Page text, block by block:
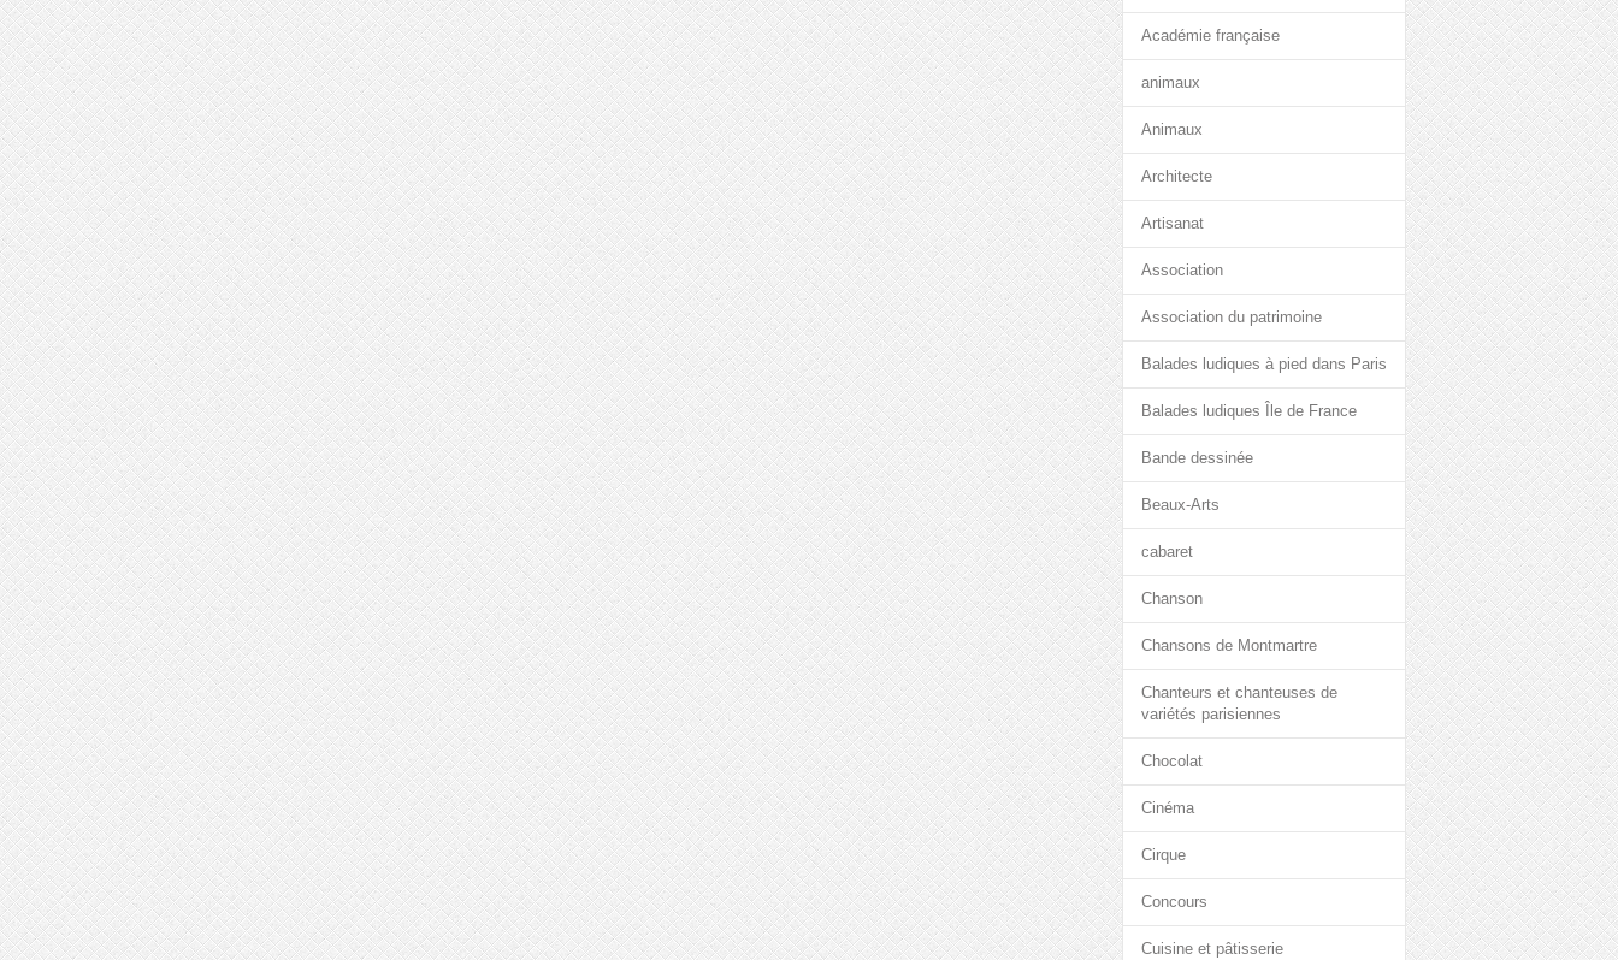
Académie française
animaux
Animaux
Architecte
Artisanat
Association
Association du patrimoine
Balades ludiques à pied dans Paris
Balades ludiques Île de France
Bande dessinée
Beaux-Arts
cabaret
Chanson
Chansons de Montmartre
Chanteurs et chanteuses de
variétés parisiennes
Chocolat
Cinéma
Cirque
Concours
Cuisine et pâtisserie